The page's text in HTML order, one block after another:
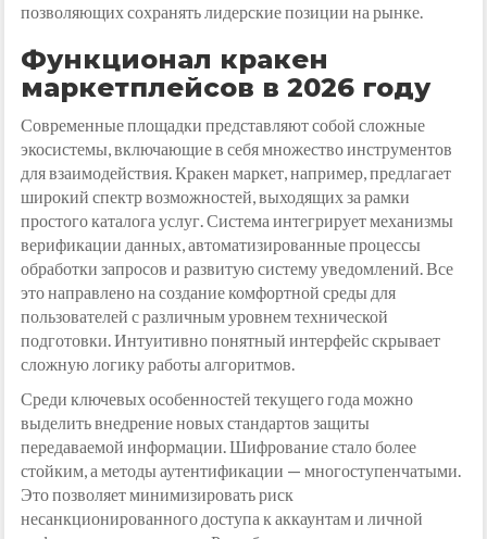
позволяющих сохранять лидерские позиции на рынке.
Функционал кракен
маркетплейсов в 2026 году
Современные площадки представляют собой сложные
экосистемы, включающие в себя множество инструментов
для взаимодействия. Кракен маркет, например, предлагает
широкий спектр возможностей, выходящих за рамки
простого каталога услуг. Система интегрирует механизмы
верификации данных, автоматизированные процессы
обработки запросов и развитую систему уведомлений. Все
это направлено на создание комфортной среды для
пользователей с различным уровнем технической
подготовки. Интуитивно понятный интерфейс скрывает
сложную логику работы алгоритмов.
Среди ключевых особенностей текущего года можно
выделить внедрение новых стандартов защиты
передаваемой информации. Шифрование стало более
стойким, а методы аутентификации — многоступенчатыми.
Это позволяет минимизировать риск
несанкционированного доступа к аккаунтам и личной